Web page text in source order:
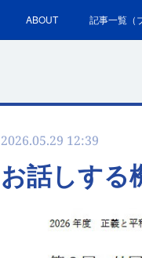
ABOUT 記事一覧（
2026.05.29 12:39
お話しする